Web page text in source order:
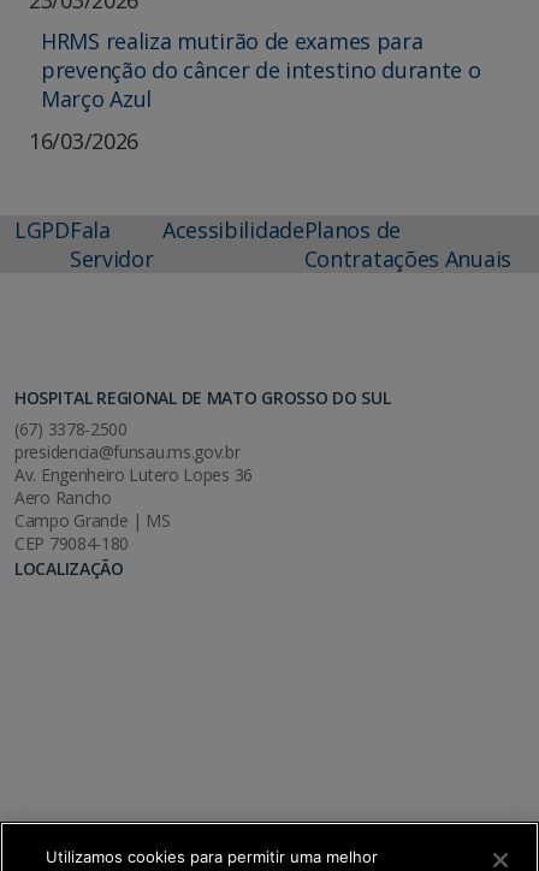
HRMS realiza mutirão de exames para
prevenção do câncer de intestino durante o
Março Azul
16/03/2026
LGPDFala
Servidor
AcessibilidadePlanos de
Contratações Anuais
HOSPITAL REGIONAL DE MATO GROSSO DO SUL
(67) 3378-2500
presidencia@funsau.ms.gov.br
Av. Engenheiro Lutero Lopes 36
Aero Rancho
Campo Grande | MS
CEP 79084-180
LOCALIZAÇÃO
Utilizamos cookies para permitir uma melhor